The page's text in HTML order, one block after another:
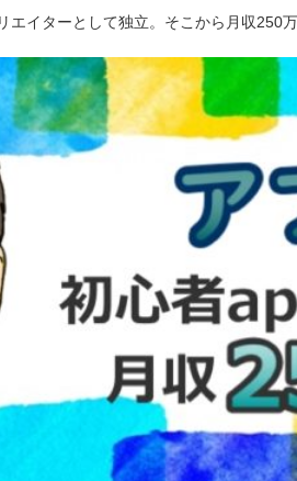
イターとして独立。そこから月収250